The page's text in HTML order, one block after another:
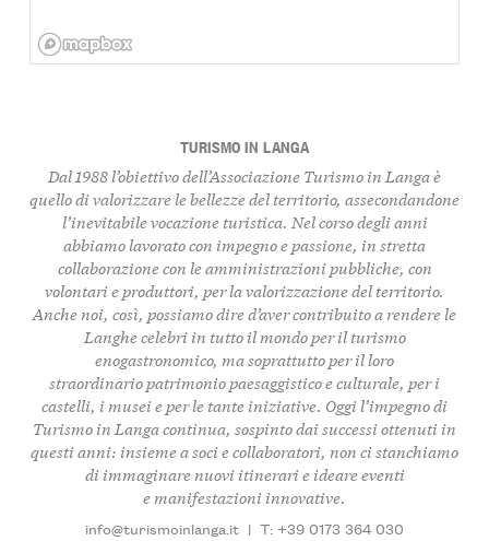
TURISMO IN LANGA
Dal 1988 l’obiettivo dell’Associazione Turismo in Langa è
quello divalorizzare le bellezze del territorio, assecondandone
l’inevitabile vocazione turistica. Nel corso degli anni
abbiamo lavorato con impegno e passione, in stretta
collaborazione con le amministrazioni pubbliche, con
volontari e produttori, per la valorizzazione del territorio.
Anche noi, così, possiamo dire d’aver contribuito a rendere le
Langhe celebri in tutto il mondo per il turismo
enogastronomico, ma soprattutto per il loro
straordinariopatrimonio paesaggistico e culturale, per i
castelli, i museie per le tante iniziative. Oggi l’impegno di
Turismo in Langa continua, sospinto dai successi ottenuti in
questi anni: insieme a soci e collaboratori, non ci stanchiamo
di immaginare nuovi itinerari e ideare eventi
e manifestazioni innovative.
info@turismoinlanga.it | T: +39 0173 364 030